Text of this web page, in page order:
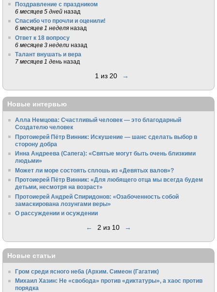
Поздравление с праздником
6 месяцев 5 дней назад
Спасибо что прочли и оценили!
6 месяцев 1 неделя назад
Ответ к 18 вопросу
6 месяцев 3 недели назад
Талант внушать и вера
7 месяцев 1 день назад
1 из 20 →
Новые интервью
Алла Немцова: Счастливый человек — это благодарный
Создателю человек
Протоиерей Пётр Винник: Искушение — шанс сделать выбор в
сторону добра
Инна Андреева (Сапега): «Святые могут быть очень близкими
людьми»
Может ли море состоять сплошь из «Девятых валов»?
Протоиерей Пётр Винник: «Для любящего отца мы всегда будем
детьми, несмотря на возраст»
Протоиерей Андрей Спиридонов: «Озабоченность собой
замаскирована лозунгами веры»
О рассуждении и осуждении
← 2 из 10 →
Новые статьи
Гром среди ясного неба (Архим. Симеон (Гагатик)
Михаил Хазин: Не «свобода» против «диктатуры», а хаос против
порядка